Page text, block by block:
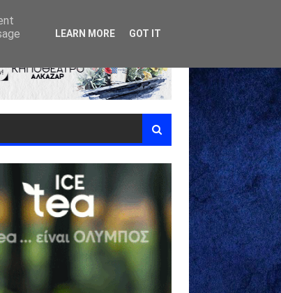
LEARN MORE GOT IT